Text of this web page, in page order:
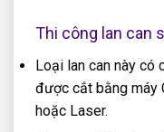
Thi công lan can
Loại lan can này có
được cắt bằng máy
hoặc Laser.